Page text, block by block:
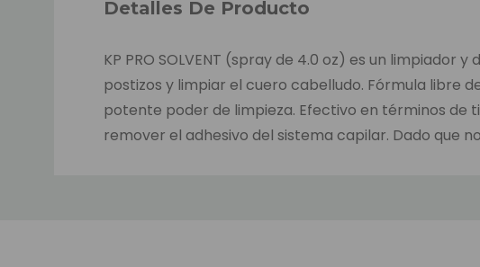
Detalles De Producto
KP PRO SOLVENT (spray de 4.0 oz) es un
postizos y limpiar el cuero cabelludo. Fórmula libre
potente poder de limpieza. Efectivo en términos de
remover el adhesivo del sistema capilar. Dado que